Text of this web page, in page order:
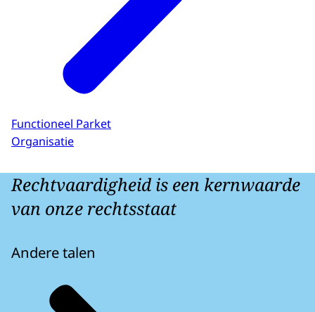
Functioneel Parket
Organisatie
Rechtvaardigheid is een kernwaarde
van onze rechtsstaat
Andere talen